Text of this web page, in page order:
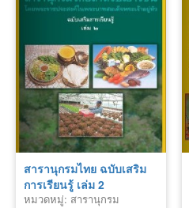
สารานุกรมไทย ฉบับเสริม
การเรียนรู้ เล่ม 2
หมวดหมู่: สารานุกรม